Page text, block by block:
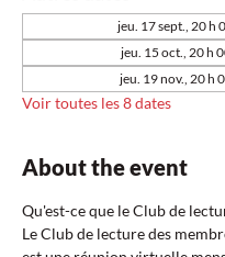
jeu. 17 sept., 20 h
jeu. 15 oct., 20 h
jeu. 19 nov., 20 h
Voir toutes les 8 dates
About the event
Qu'est-ce que le Club de
Le Club de lecture des